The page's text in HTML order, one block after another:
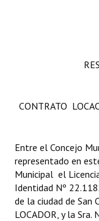
CONTRATO
Entre el Concejo
representado en
Municipal el
Identidad Nº
de la ciudad de San
LOCADOR, y la